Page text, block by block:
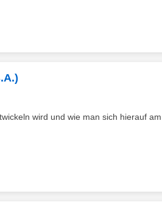
wird und wie man sich hierauf am